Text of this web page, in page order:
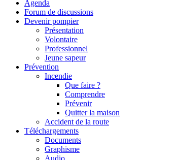
Agenda
Forum de discussions
Devenir pompier
Présentation
Volontaire
Professionnel
Jeune sapeur
Prévention
Incendie
Que faire ?
Comprendre
Prévenir
Quitter la maison
Accident de la route
Téléchargements
Documents
Graphisme
Audio